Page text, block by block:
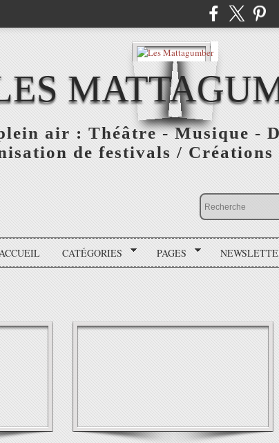
air : Théâtre - Musique -
de festivals / Créations
ACCUEIL CATÉGORIES PAGES